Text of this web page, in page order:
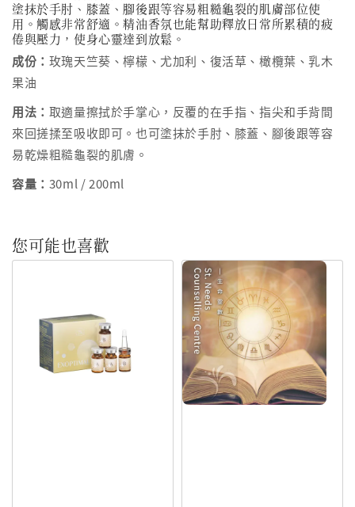
塗抹於手肘、膝蓋、腳後跟等容易粗糙龜裂的肌膚部位使
用。觸感非常舒適。精油香氛也能幫助釋放日常所累積的疲
倦與壓力，使身心靈達到放鬆。
成份： 玫瑰天竺葵、檸檬、尤加利、復活草、橄欖葉、乳木
果油
用法： 取適量擦拭於手掌心，反覆的在手指、指尖和手背間
來回搓揉至吸收即可。也可塗抹於手肘、膝蓋、腳後跟等容
易乾燥粗糙龜裂的肌膚。
容量： 30ml / 200ml
您可能也喜歡